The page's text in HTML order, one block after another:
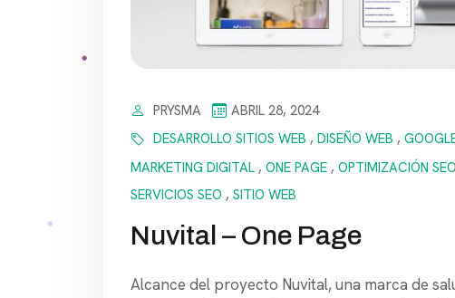
PRYSMA
ABRIL 28, 2024
DESARROLLO SITIOS WEB , DISEÑO WEB ,
MARKETING DIGITAL , ONE PAGE , OPTIMIZACIÓN SEO
SERVICIOS SEO , SITIO WEB
Nuvital – One Page
Alcance del proyecto Nuvital, una marca de